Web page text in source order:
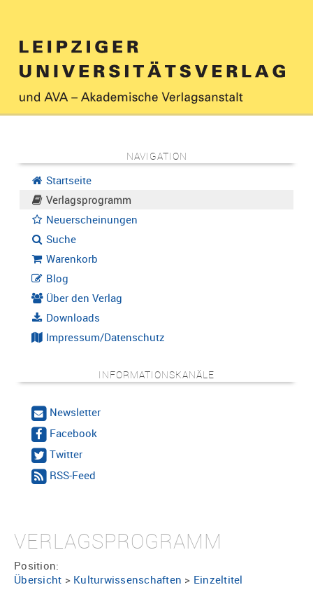
NAVIGATION
Startseite
Verlagsprogramm
Neuerscheinungen
Suche
Warenkorb
Blog
Über den Verlag
Downloads
Impressum/Datenschutz
INFORMATIONSKANÄLE
Newsletter
Facebook
Twitter
RSS-Feed
VERLAGSPROGRAMM
Position:
Übersicht > Kulturwissenschaften > Einzeltitel